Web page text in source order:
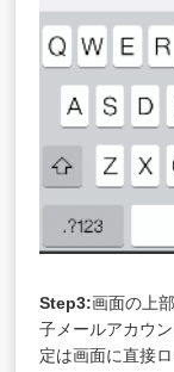
Step3:画面の上
子メールアカウ
定は画面に直接ロ